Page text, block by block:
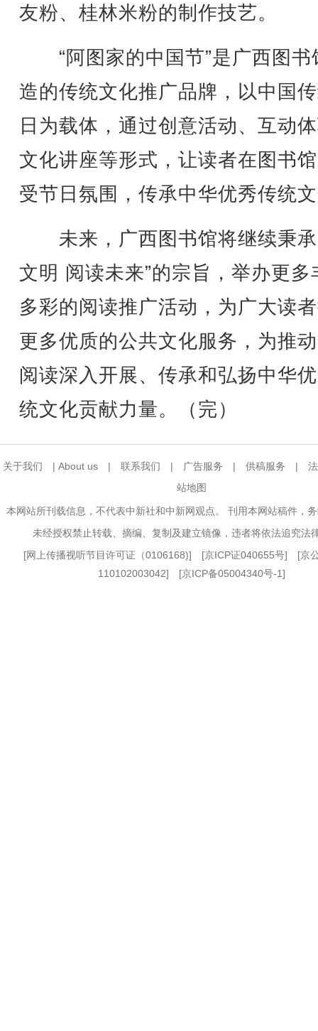
友粉、桂林米粉的制作技艺。
“阿图家的中国节”是广西图书
造的传统文化推广品牌，以中国
日为载体，通过创意活动、互动
文化讲座等形式，让读者在图书
受节日氛围，传承中华优秀传统
未来，广西图书馆将继续秉承
文明 阅读未来”的宗旨，举办更多
多彩的阅读推广活动，为广大读
更多优质的公共文化服务，为推
阅读深入开展、传承和弘扬中华
统文化贡献力量。（完）
关于我们 | About us | 联系我们 | 广告服务 | 供稿服务 |
站地图
本网站所刊载信息，不代表中新社和中新网观点。 刊用本网站稿件，
未经授权禁止转载、摘编、复制及建立镜像，违者将依法追究法
[网上传播视听节目许可证（0106168)] [京ICP证040655号] [京
110102003042] [京ICP备05004340号-1]